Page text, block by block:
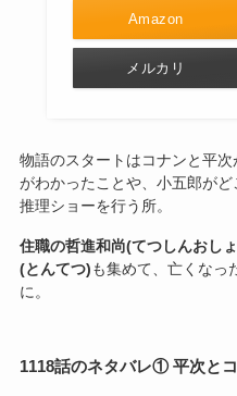
Amazon
メルカリ
物語のスタートはコナンと平
がわかったことや、小五郎が
推理ショーを行う所。
住職の哲進和尚(てつしんおし
(とんてつ)も集めて、亡くなっ
に。
1118話のネタバレ① 平次と